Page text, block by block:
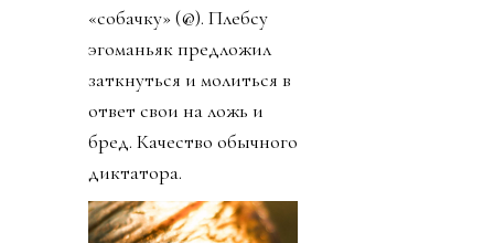
«собачку» (@). Плебсу
эгоманьяк предложил
заткнуться и молиться в
ответ свои на ложь и
бред. Качество обычного
диктатора.